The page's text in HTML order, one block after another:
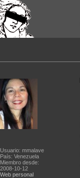
Usuario: mmalave
País: Venezuela
Miembro desde:
2008-10-12
Web personal